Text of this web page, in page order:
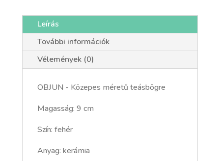
Leírás
További információk
Vélemények (0)
OBJUN - Közepes méretű teásbögre
Magasság: 9 cm
Szín: fehér
Anyag: kerámia